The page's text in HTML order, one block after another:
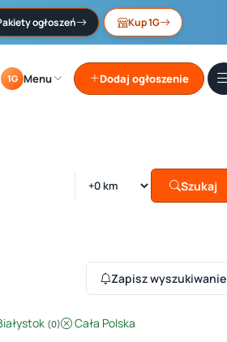
ogłoszeń Kup 1G
1G Menu Dodaj ogłoszenie
Szukaj
Zapisz wyszukiwanie
(0) Cała Polska